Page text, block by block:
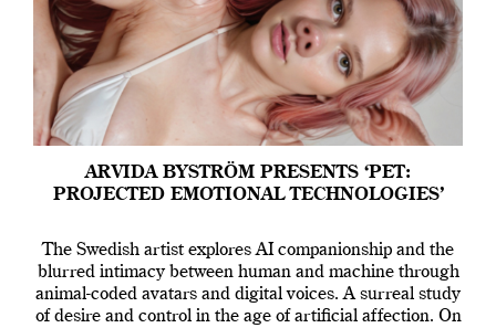
ARVIDA BYSTRÖM PRESENTS ‘PET:
PROJECTED EMOTIONAL TECHNOLOGIES’
The Swedish artist explores AI companionship and the
blurred intimacy between human and machine through
animal-coded avatars and digital voices. A surreal study
of desire and control in the age of artificial affection. On